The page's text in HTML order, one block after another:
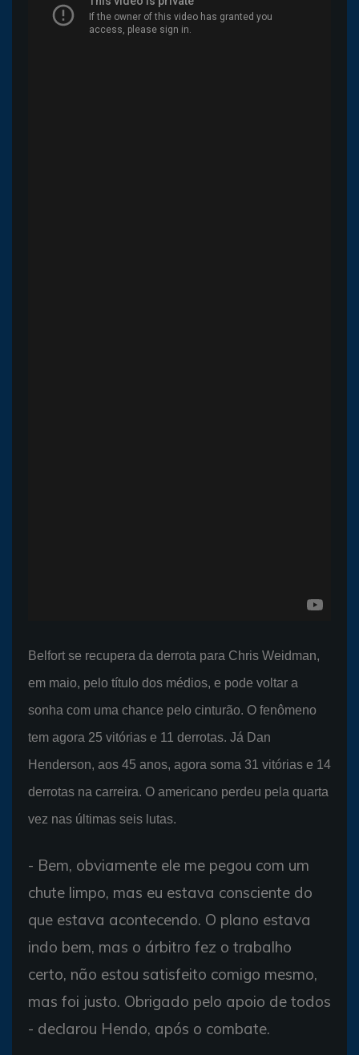
Belfort se recupera da derrota para Chris Weidman,
em maio, pelo título dos médios, e pode voltar a
sonha com uma chance pelo cinturão. O fenômeno
tem agora 25 vitórias e 11 derrotas. Já Dan
Henderson, aos 45 anos, agora soma 31 vitórias e 14
derrotas na carreira. O americano perdeu pela quarta
vez nas últimas seis lutas.
- Bem, obviamente ele me pegou com um
chute limpo, mas eu estava consciente do
que estava acontecendo. O plano estava
indo bem, mas o árbitro fez o trabalho
certo, não estou satisfeito comigo mesmo,
mas foi justo. Obrigado pelo apoio de todos
- declarou Hendo, após o combate.